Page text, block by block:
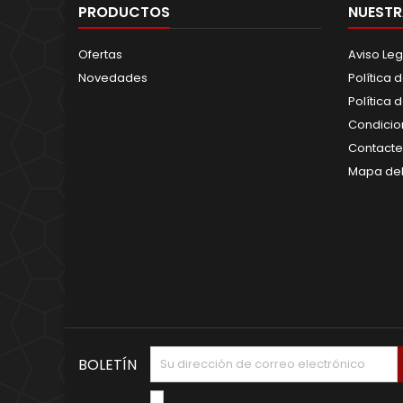
PRODUCTOS
Ofertas
Novedades
Aviso
Política
Política
Mapa
BOLETÍN